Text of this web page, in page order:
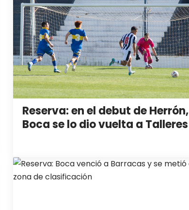
Reserva: en el debut de Herrón,
Boca se lo dio vuelta a Talleres